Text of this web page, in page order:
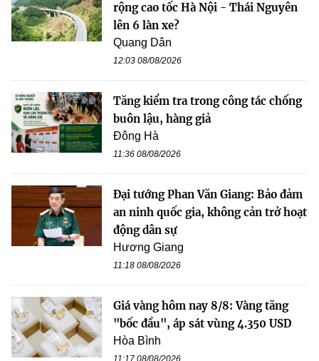
rộng cao tốc Hà Nội - Thái Nguyên
lên 6 làn xe?
Quang Dân
12:03 08/08/2026
Tăng kiểm tra trong công tác chống
buôn lậu, hàng giả
Đông Hà
11:36 08/08/2026
Đại tướng Phan Văn Giang: Bảo đảm
an ninh quốc gia, không cản trở hoạt
động dân sự
Hương Giang
11:18 08/08/2026
Giá vàng hôm nay 8/8: Vàng tăng
"bốc đầu", áp sát vùng 4.350 USD
Hòa Bình